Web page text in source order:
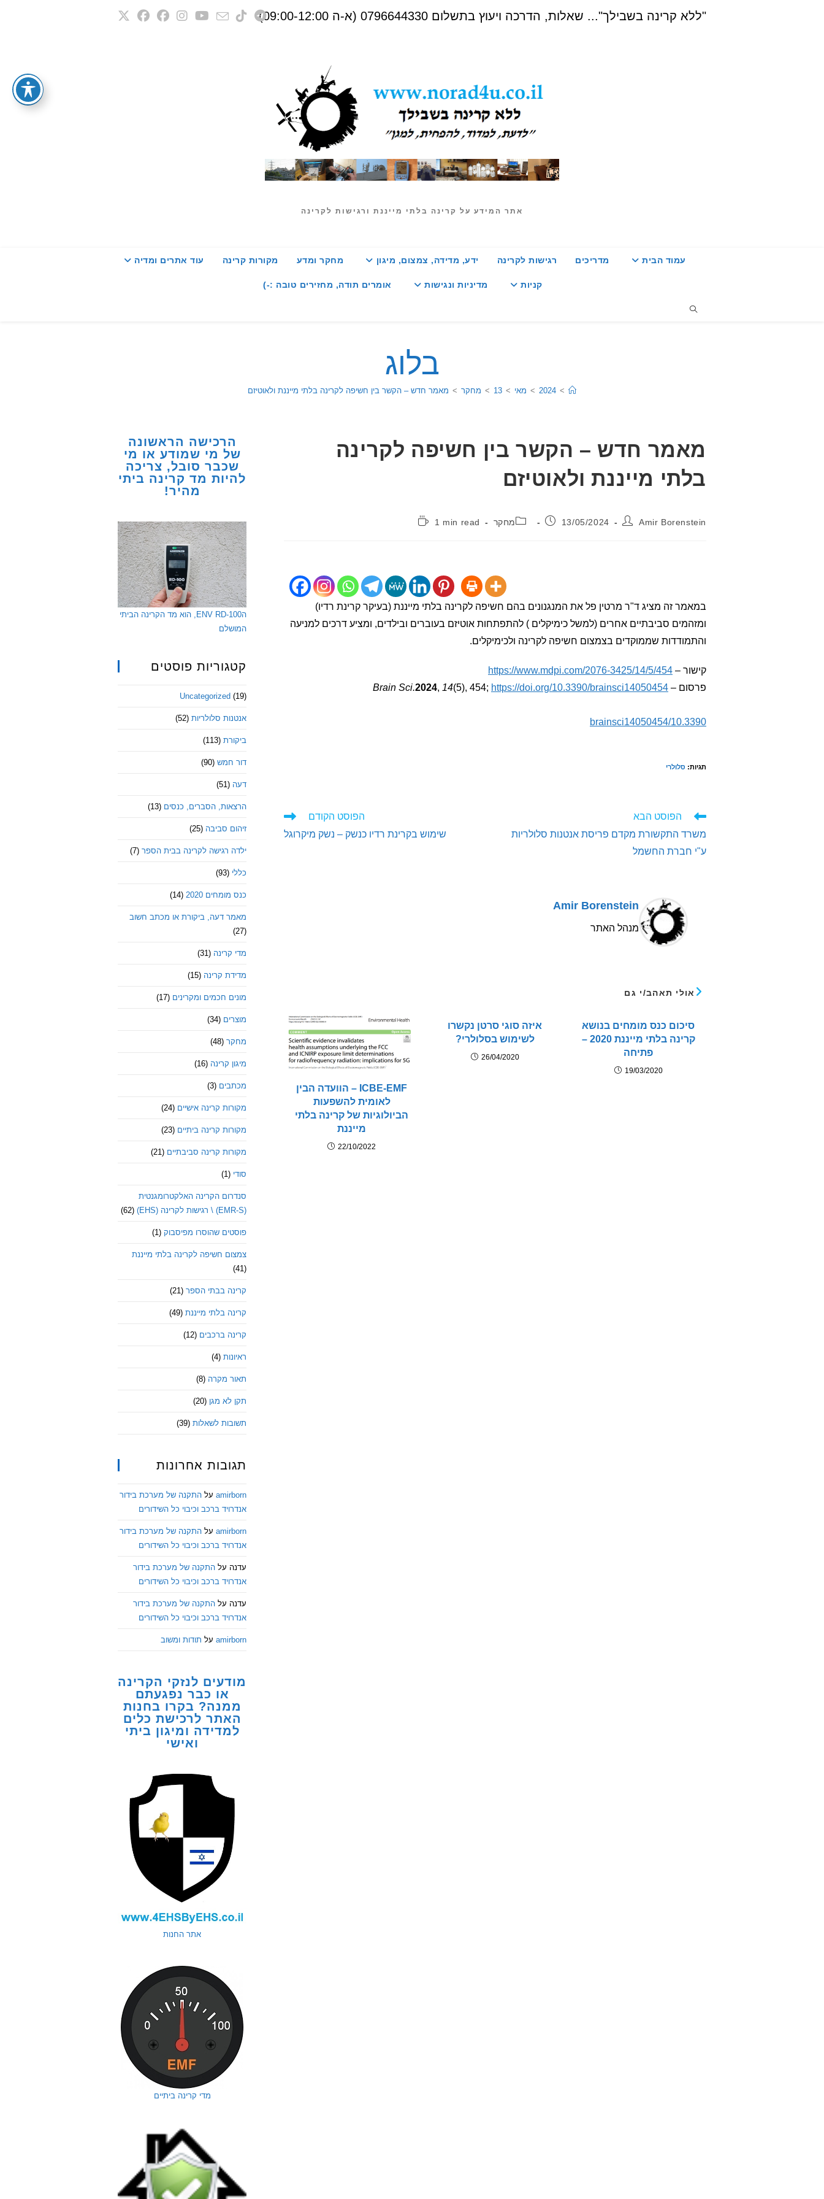
"ללא קרינה בשבילך"... שאלות, הדרכה ויעוץ בתשלום 0796644330 (א-ה 09:00-12:00)
אתר המידע על קרינה בלתי מייננת ורגישות לקרינה
עמוד הבית מדריכים רגישות לקרינה ידע, מדידה, צמצום, מיגון מחקר ומדע מקורות קרינה עוד אתרים ומדיה
קניות מדיניות ונגישות אומרים תודה, מחזירים טובה :-)
בלוג
>
2024
> מאי >
13
> מחקר > מאמר חדש – הקשר בין חשיפה לקרינה בלתי מייננת ולאוטיזם
מאמר חדש – הקשר בין חשיפה לקרינה
בלתי מייננת ולאוטיזם
מחבר:
Amir Borenstein פורסם:
13/05/2024 קטגוריה:
מחקר
זמן
1 min read
במאמר זה מציג ד"ר מרטין פל את המנגנונים בהם חשיפה לקרינה בלתי מייננת (בעיקר קרינת רדיו)
ומזהמים סביבתיים אחרים (למשל כימיקלים ) להתפתחות אוטיזם בעוברים ובילדים, ומציע דרכים למניעה
והתמודדות שממוקדים בצמצום חשיפה לקרינה ולכימיקלים.
קישור – https://www.mdpi.com/2076-3425/14/5/454
פרסום –
Brain Sci.2024, 14(5), 454; https://doi.org/10.3390/brainsci14050454
10.3390/brainsci14050454
תגיות: סלולרי
לקרוא
נוספים
הפוסט הקודם
שימוש בקרינת רדיו כנשק – נשק מיקרוגל
הפוסט הבא
משרד התקשורת מקדם פריסת אנטנות סלולריות
ע"י חברת החשמל
Amir Borenstein
מנהל האתר
אולי תאהב/י גם
ICBE-EMF – הוועדה הבין
לאומית להשפעות
הביולוגיות של קרינה בלתי
מייננת
22/10/2022
איזה סוגי סרטן נקשרו
לשימוש בסלולרי?
26/04/2020
סיכום כנס מומחים בנושא
קרינה בלתי מייננת 2020 –
פתיחה
19/03/2020
הרכישה הראשונה
של מי שמודע או מי
שכבר סובל, צריכה
להיות מד קרינה ביתי
מהיר!
הENV RD-100, הוא מד הקרינה הביתי
המושלם
קטגוריות פוסטים
Uncategorized (19)
אנטנות סלולריות (52)
ביקורת (113)
דור חמש (90)
דעה (51)
הרצאות, הסברים, כנסים (13)
זיהום סביבה (25)
ילדה רגישה לקרינה בבית הספר (7)
כללי (93)
כנס מומחים 2020 (14)
מאמר דעה, ביקורת או מכתב חשוב
(27)
מדי קרינה (31)
מדידת קרינה (15)
מונים חכמים ומקרינים (17)
מוצרים (34)
מחקר (48)
מיגון קרינה (16)
מכתבים (3)
מקורות קרינה אישיים (24)
מקורות קרינה ביתיים (23)
מקורות קרינה סביבתיים (21)
סודי (1)
סנדרום הקרינה האלקטרומגנטית
(EMR-S) \ רגישות לקרינה (EHS)
(62)
פוסטים שהוסרו מפיסבוק (1)
צמצום חשיפה לקרינה בלתי מייננת
(41)
קרינה בבתי הספר (21)
קרינה בלתי מייננת (49)
קרינה ברכבים (12)
ראיונות (4)
תאור מקרה (8)
תקן לא מגן (20)
תשובות לשאלות (39)
תגובות אחרונות
amirborn על התקנה של מערכת בידור
אנדרויד ברכב וכיבוי כל השידורים
amirborn על התקנה של מערכת בידור
אנדרויד ברכב וכיבוי כל השידורים
עדנה על התקנה של מערכת בידור
אנדרויד ברכב וכיבוי כל השידורים
עדנה על התקנה של מערכת בידור
אנדרויד ברכב וכיבוי כל השידורים
amirborn על תודות ומשוב
מודעים לנזקי הקרינה
או כבר נפגעתם
ממנה? בקרו בחנות
האתר לרכישת כלים
למדידה ומיגון ביתי
ואישי
אתר החנות
מדי קרינה ביתיים